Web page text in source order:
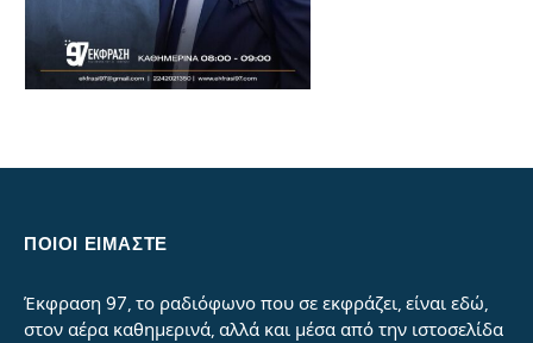
ΠΟΙΟΙ ΕΙΜΑΣΤΕ
Έκφραση 97, το ραδιόφωνο που σε εκφράζει, είναι εδώ,
στον αέρα καθημερινά, αλλά και μέσα από την ιστοσελίδα